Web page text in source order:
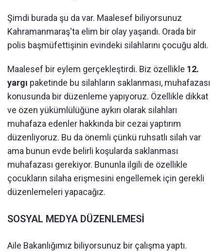
Şimdi burada şu da var. Maalesef biliyorsunuz
Kahramanmaraş'ta elim bir olay yaşandı. Orada bir
polis başmüfettişinin evindeki silahlarını çocuğu aldı.
Maalesef bir eylem gerçekleştirdi. Biz özellikle 12.
yargı paketinde bu silahların saklanması, muhafazası
konusunda bir düzenleme yapıyoruz. Özellikle dikkat
ve özen yükümlülüğüne aykırı olarak silahları
muhafaza edenler hakkında bir cezai yaptırım
düzenliyoruz. Bu da önemli çünkü ruhsatlı silah var
ama bunun evde belirli koşularda saklanması
muhafazası gerekiyor. Bununla ilgili de özellikle
çocukların silaha erişmesini engellemek için gerekli
düzenlemeleri yapacağız.
SOSYAL MEDYA DÜZENLEMESİ
Aile Bakanlığımız biliyorsunuz bir çalışma yaptı.